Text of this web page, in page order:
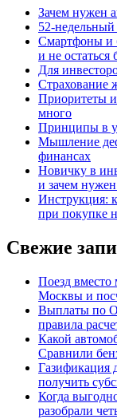
Зачем нужен
52-
Смартфоны и
и не остаться
Для
Страхование
Приоритеты и
много
Принципы в
Мышление
финансах
Новичку в
и зачем
Инструкция:
при покупке
Свежие
Поезд
Москвы и
Выплаты по
правила
Какой
Сравнили
Газификация
получить
Когда
разобрали